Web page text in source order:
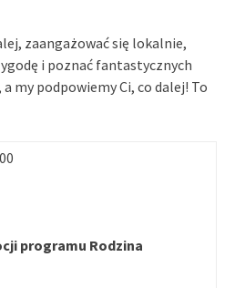
zaangażować się lokalnie,
i poznać fantastycznych
my podpowiemy Ci, co dalej! To
programu Rodzina